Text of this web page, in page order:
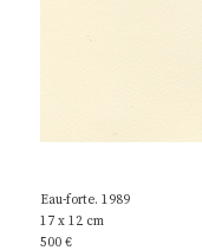
Eau-forte. 1989
17 x 12 cm
500 €